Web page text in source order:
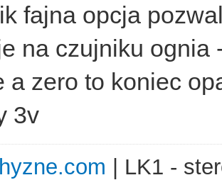
fajna opcja
na czujniku ognia
a zero to koniec
3v
| LK1 -